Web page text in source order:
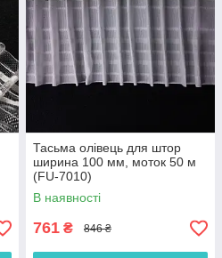
Тасьма олівець для штор
ширина 100 мм, моток 50 м
(FU-7010)
В наявності
761 ₴ 846 ₴